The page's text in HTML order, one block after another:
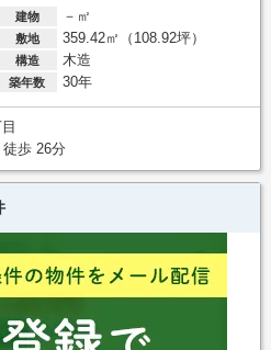
建物 －㎡
敷地 359.42㎡（108.92坪）
構造 木造
築年数 30年
歩 26分